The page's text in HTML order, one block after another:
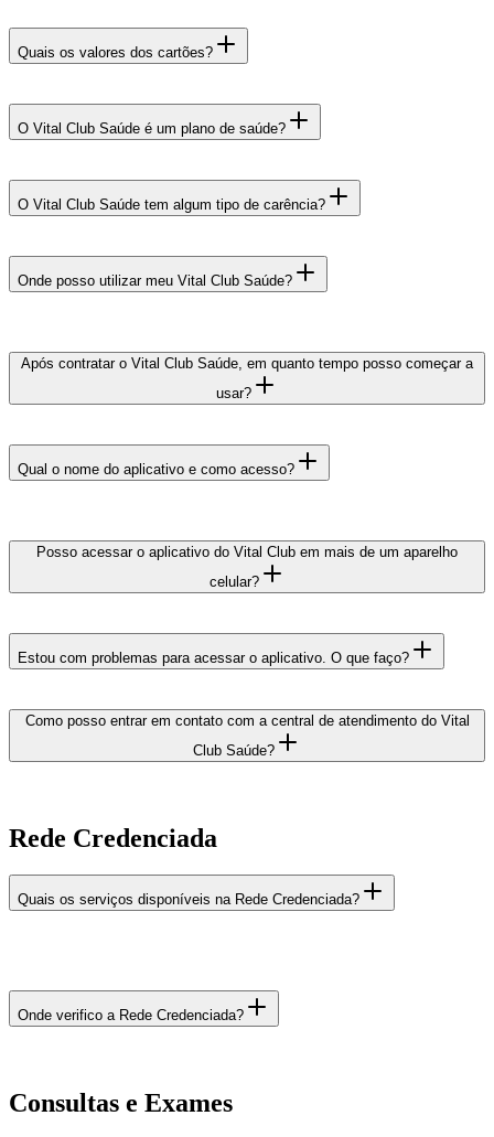
Quais os valores dos cartões?
O Vital Club Saúde é um plano de saúde?
O Vital Club Saúde tem algum tipo de carência?
Onde posso utilizar meu Vital Club Saúde?
Após contratar o Vital Club Saúde, em quanto tempo posso começar a
usar?
Qual o nome do aplicativo e como acesso?
Posso acessar o aplicativo do Vital Club em mais de um aparelho
celular?
Estou com problemas para acessar o aplicativo. O que faço?
Como posso entrar em contato com a central de atendimento do Vital
Club Saúde?
Rede Credenciada
Quais os serviços disponíveis na Rede Credenciada?
Onde verifico a Rede Credenciada?
Consultas e Exames